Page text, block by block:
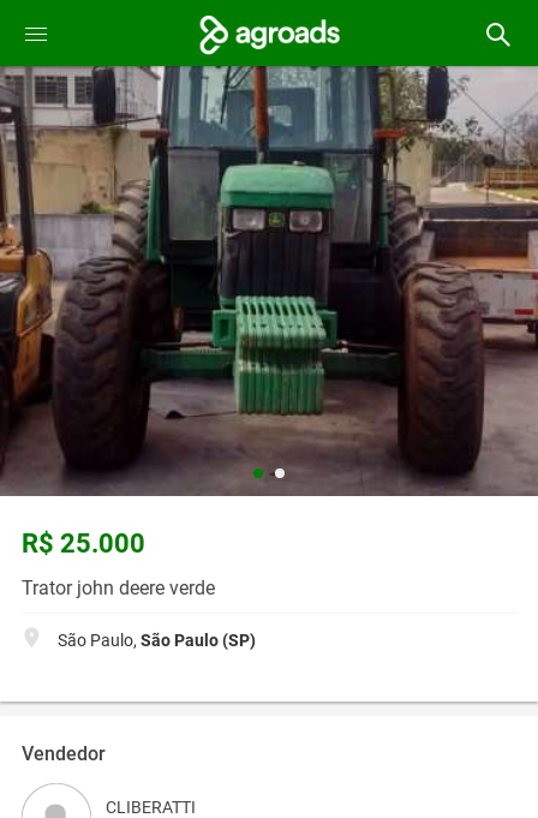
R$ 25.000
Trator john deere verde
São Paulo, São Paulo (SP)
Vendedor
CLIBERATTI